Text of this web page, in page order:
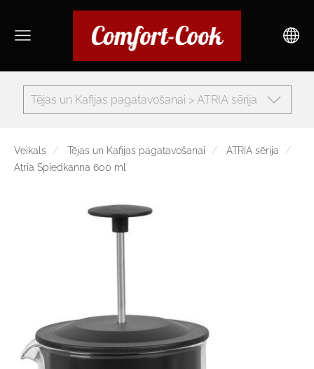
Tējas un Kafijas pagatavošanai > ATRIA sērija
Veikals Tējas un Kafijas pagatavošanai
ATRIA sērija
Atria Spiedkanna 600 ml